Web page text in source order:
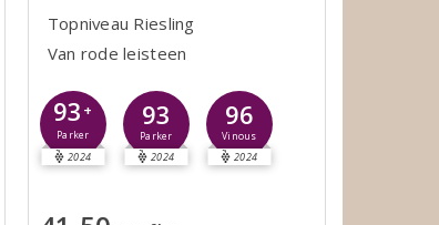
Topniveau Riesling
Van rode leisteen
93 +
Parker
2024
93
Parker
2024
96
Vinous
2024